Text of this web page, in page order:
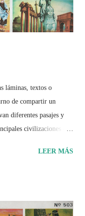
láminas, textos o
de compartir un
diferentes pasajes y
civilizaciones que
LEER MÁS